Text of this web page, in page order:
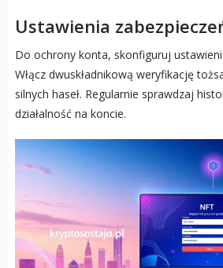
Ustawienia
Do ochrony konta, skonfiguruj
Włącz dwuskładnikową weryfikację
silnych haseł. Regularnie sprawdzaj
działalność na koncie.